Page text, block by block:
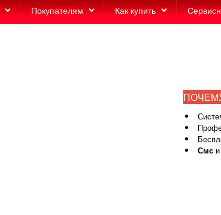
Покупателям Как купить
Смс